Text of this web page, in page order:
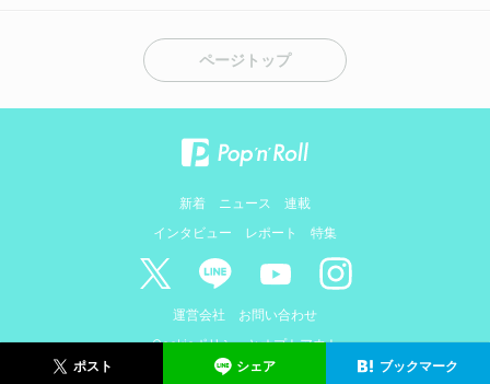
ポスト シェア ブックマーク
ページトップ
新着 ニュース
連載
インタビュー
レポート 特集
運営会社
お問い合わせ
Cookieポリシーとオプトアウト
© AMIDUS. ALL RIGHTS RESERVED.